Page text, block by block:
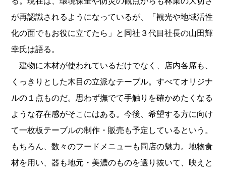
が再認識されるようになっているが、「観光や地域活性
化の面でもお役に立てたら」と同社３代目社長の山田輝
幸氏は語る。
建物に木材が使われているだけでなく、店内各席も、
くっきりとした木目の立派なテーブル。すべてオリジナ
ルの１点ものだ。思わず撫でて手触りを確かめたくなる
ような存在感がそこにはある。今後、希望する方に向け
て一枚板テーブルの制作・販売も予定しているという。
もちろん、数々のフードメニューも同店の魅力。地物食
材を用い、器も地元・美濃のものを選り抜いて、映えと